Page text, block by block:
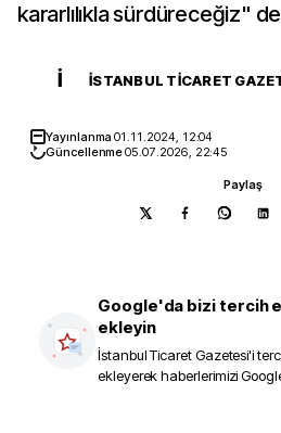
kararlılıkla sürdüreceğiz"
İ İSTANBUL TICARET
Yayınlanma01.11.2024, 12:04
Güncellenme05.07.2026, 22:45
Paylaş
Google'da bizi tercih
ekleyin
İstanbul Ticaret Gazetesi'i
ekleyerek haberlerimizi